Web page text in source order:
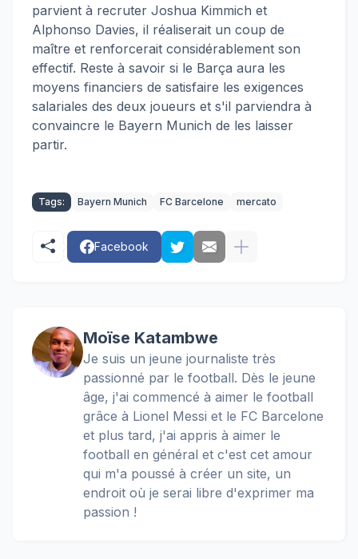
parvient à recruter Joshua Kimmich et
Alphonso Davies, il réaliserait un coup de
maître et renforcerait considérablement son
effectif. Reste à savoir si le Barça aura les
moyens financiers de satisfaire les exigences
salariales des deux joueurs et s'il parviendra à
convaincre le Bayern Munich de les laisser
partir.
Tags: Bayern Munich FC Barcelone mercato
Facebook
Moïse Katambwe
Je suis un jeune journaliste très
passionné par le football. Dès le jeune
âge, j'ai commencé à aimer le football
grâce à Lionel Messi et le FC Barcelone
et plus tard, j'ai appris à aimer le
football en général et c'est cet amour
qui m'a poussé à créer un site, un
endroit où je serai libre d'exprimer ma
passion !